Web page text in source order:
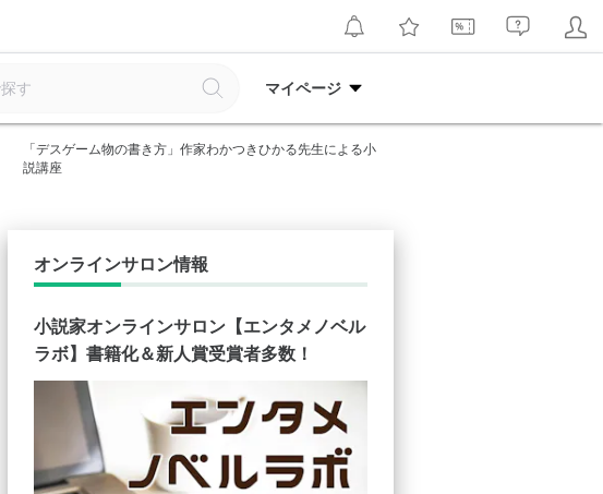
マイページ
「デスゲーム物の書き方」作家わかつきひかる先生による小
説講座
オンラインサロン情報
小説家オンラインサロン【エンタメノベル
ラボ】書籍化＆新人賞受賞者多数！